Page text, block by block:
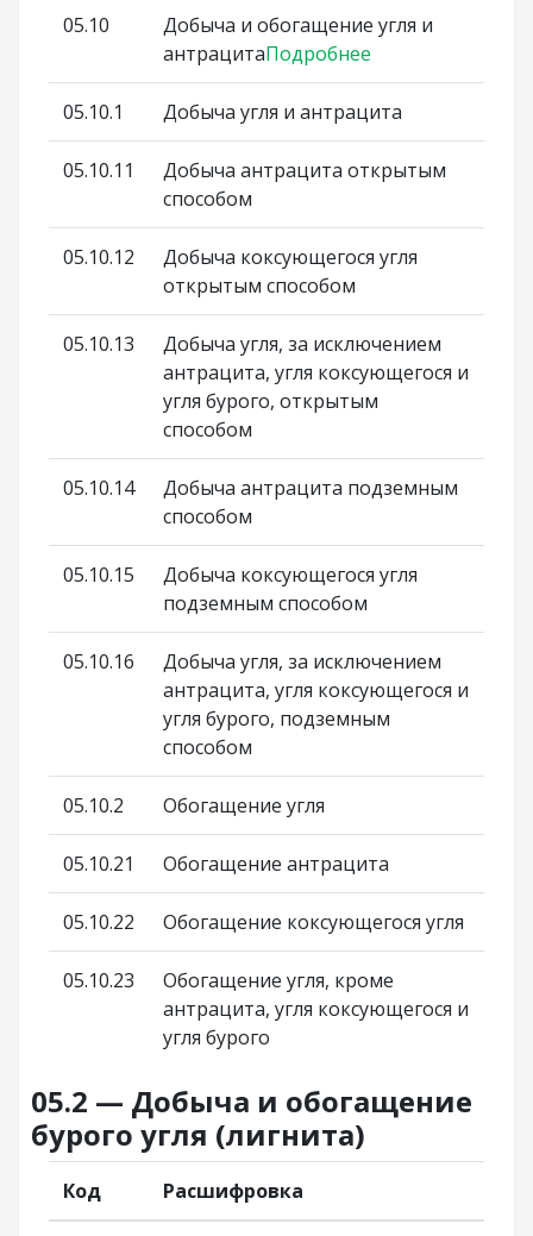
05.10
Добыча и обогащение угля и
антрацитаПодробнее
05.10.1 Добыча угля и антрацита
05.10.11
Добыча антрацита открытым
способом
05.10.12
Добыча коксующегося угля
открытым способом
05.10.13
Добыча угля, за исключением
антрацита, угля коксующегося и
угля бурого, открытым
способом
05.10.14
Добыча антрацита подземным
способом
05.10.15
Добыча коксующегося угля
подземным способом
05.10.16
Добыча угля, за исключением
антрацита, угля коксующегося и
угля бурого, подземным
способом
05.10.2 Обогащение угля
05.10.21 Обогащение антрацита
05.10.22 Обогащение коксующегося угля
05.10.23
Обогащение угля, кроме
антрацита, угля коксующегося и
угля бурого
05.2 — Добыча и обогащение
бурого угля (лигнита)
Код Расшифровка